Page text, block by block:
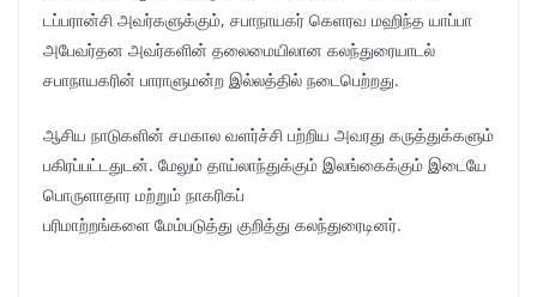
டப்பரான்சி அவர்களுக்கும், சபாநாயகர் கெளரவ மஹிந்த யாப்பா
அபேவர்தன அவர்களின் தலைமையிலான கலந்துரையாடல்
சபாநாயகரின் பாராளுமன்ற இல்லத்தில் நடைபெற்றது.
ஆசிய நாடுகளின் சமகால வளர்ச்சி பற்றிய அவரது கருத்துக்களும்
பகிரப்பட்டதுடன். மேலும் தாய்லாந்துக்கும் இலங்கைக்கும் இடையே
பொருளாதார மற்றும் நாகரிகப்
பரிமாற்றங்களை மேம்படுத்து குறித்து கலந்துரைடினர்.